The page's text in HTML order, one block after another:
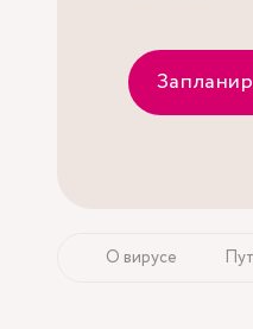
О вирусе